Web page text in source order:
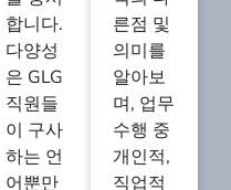
합니다.
다양성
은 GLG
직원들
이 구사
하는 언
어뿐만
른점 및
의미를
알아보
며, 업무
수행 중
개인적,
직업적